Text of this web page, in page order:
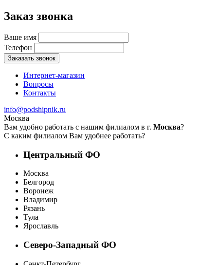
Заказ звонка
Ваше имя
Телефон
Заказать звонок
Интернет-магазин
Вопросы
Контакты
info@podshipnik.ru
Москва
Вам удобно работать с нашим филиалом в г. Москва?
С каким филиалом Вам удобнее работать?
Центральный ФО
Москва
Белгород
Воронеж
Владимир
Рязань
Тула
Ярославль
Северо-Западный ФО